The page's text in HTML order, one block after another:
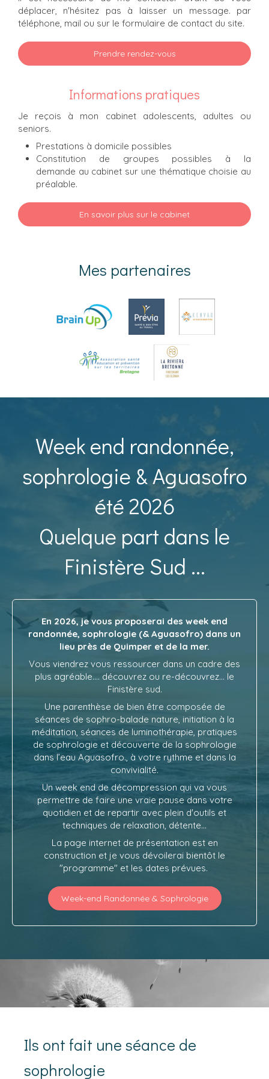
déplacer, n'hésitez pas à laisser un message. par
téléphone, mail ou sur le formulaire de contact du site.
Prendre rendez-vous
Informations pratiques
Je reçois à mon cabinet adolescents, adultes ou
seniors.
Prestations à domicile possibles
Constitution de groupes possibles à la
demande au cabinet sur une thématique choisie au
préalable.
En savoir plus sur le cabinet
Mes partenaires
Week end randonnée,
sophrologie & Aguasofro
été 2026
Quelque part dans le
Finistère Sud ...
En 2026, je vous proposerai des week end
randonnée, sophrologie (& Aguasofro) dans un
lieu près de Quimper et de la mer.
Vous viendrez vous ressourcer dans un cadre des
plus agréable.... découvrez ou re-découvrez... le
Finistère sud.
Une parenthèse de bien être composée de
séances de sophro-balade nature, initiation à la
méditation, séances de luminothérapie, pratiques
de sophrologie et découverte de la sophrologie
dans l’eau Aguasofro., à votre rythme et dans la
convivialité.
Un week end de décompression qui va vous
permettre de faire une vraie pause dans votre
quotidien et de repartir avec plein d'outils et
techniques de relaxation, détente...
La page internet de présentation est en
construction et je vous dévoilerai bientôt le
"programme" et les dates prévues.
Week-end Randonnée & Sophrologie
Ils ont fait une séance de
sophrologie